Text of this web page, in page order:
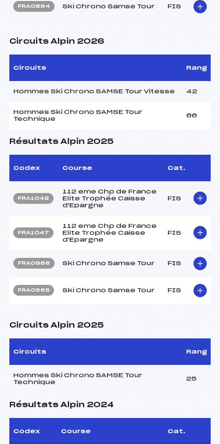
FRA0664 Ski Chrono Samse Tour FIS
Circuits Alpin 2026
Circuits Rang
Hommes Ski Chrono SAMSE Tour Vitesse 42
Hommes Ski Chrono SAMSE Tour
Technique
66
Résultats Alpin 2025
Codex Course Cat.
FRA1048
112 eme Chp de France
Elite Trophée Caisse
d'Epargne
FIS
FRA1047
112 eme Chp de France
Elite Trophée Caisse
d'Epargne
FIS
FRA0966 Ski Chrono Samse Tour FIS
FRA0965 Ski Chrono Samse Tour FIS
Circuits Alpin 2025
Circuits Rang
Hommes Ski Chrono SAMSE Tour
Technique
25
Résultats Alpin 2024
Codex Course Cat.